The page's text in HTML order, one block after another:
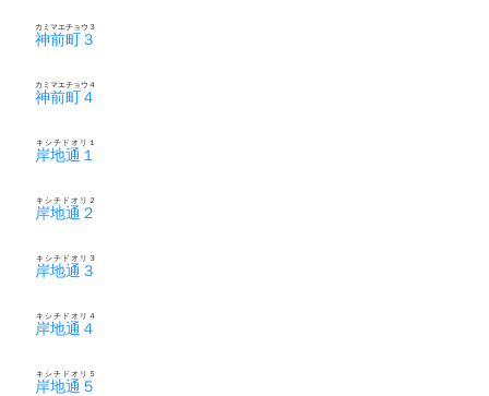
神前町３
カミマエチョウ３
神前町４
カミマエチョウ４
岸地通１
キシチドオリ１
岸地通２
キシチドオリ２
岸地通３
キシチドオリ３
岸地通４
キシチドオリ４
岸地通５
キシチドオリ５